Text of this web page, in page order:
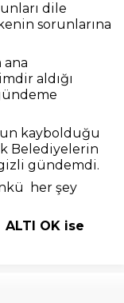
dile
sorunlarına
ana
aldığı
kaybolduğu
Belediyelerin
gizli gündemdi.
her şey
ALTI OK ise